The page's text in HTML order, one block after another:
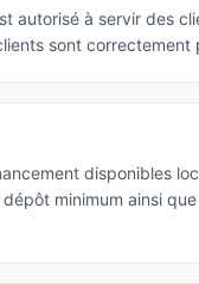
autorisé à servir des
sont correctement
disponibles
minimum ainsi